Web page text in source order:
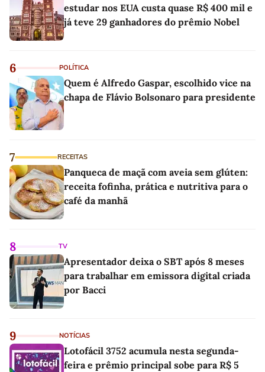
estudar nos EUA custa quase R$ 400 mil e
já teve 29 ganhadores do prêmio Nobel
6 POLÍTICA
Quem é Alfredo Gaspar, escolhido vice na
chapa de Flávio Bolsonaro para presidente
7 RECEITAS
Panqueca de maçã com aveia sem glúten:
receita fofinha, prática e nutritiva para o
café da manhã
8 TV
Apresentador deixa o SBT após 8 meses
para trabalhar em emissora digital criada
por Bacci
9 NOTÍCIAS
Lotofácil 3752 acumula nesta segunda-
feira e prêmio principal sobe para R$ 5